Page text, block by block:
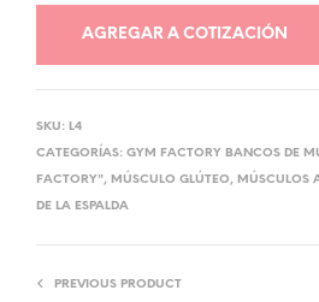
AGREGAR A COTIZACIÓN
SKU: L4
CATEGORÍAS: GYM FACTORY BANCOS DE
FACTORY", MÚSCULO GLÚTEO, MÚSCULOS
DE LA ESPALDA
PREVIOUS PRODUCT